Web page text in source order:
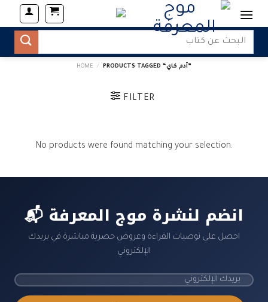
content
Search
HOME / PRODUCTS TAGGED “آدم كاي‎”
FILTER
No products were found matching your selection.
📬 انضم لنشرة موج المعرفة
احصل على توصيات القراءة وعروض حصرية مباشرة في بريدك
الإلكتروني